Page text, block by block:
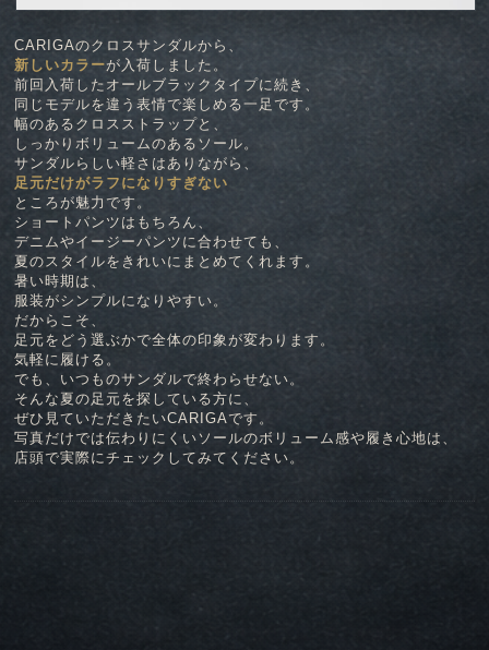
CARIGAのクロスサンダルから、
新しいカラーが入荷しました。
前回入荷したオールブラックタイプに続き、
同じモデルを違う表情で楽しめる一足です。
幅のあるクロスストラップと、
しっかりボリュームのあるソール。
サンダルらしい軽さはありながら、
足元だけがラフになりすぎない
ところが魅力です。
ショートパンツはもちろん、
デニムやイージーパンツに合わせても、
夏のスタイルをきれいにまとめてくれます。
暑い時期は、
服装がシンプルになりやすい。
だからこそ、
足元をどう選ぶかで全体の印象が変わります。
気軽に履ける。
でも、いつものサンダルで終わらせない。
そんな夏の足元を探している方に、
ぜひ見ていただきたいCARIGAです。
写真だけでは伝わりにくいソールのボリューム感や履き心地は、
店頭で実際にチェックしてみてください。